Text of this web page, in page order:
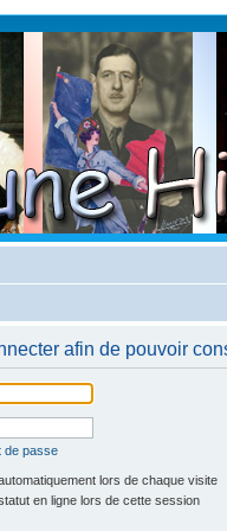
afin de pouvoir
de passe
lors de chaque visite
en ligne lors de cette session